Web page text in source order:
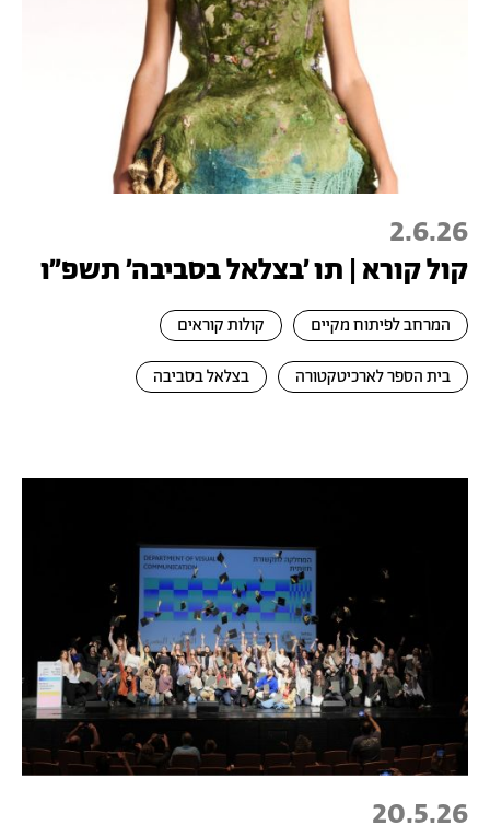
2.6.26
קול קורא | תו 'בצלאל בסביבה' תשפ״ו
המרחב לפיתוח מקיים קולות קוראים
בית הספר לארכיטקטורה בצלאל בסביבה
20.5.26